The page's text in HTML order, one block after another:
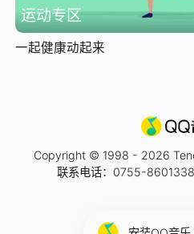
运动专区
一起健康动起来
Copyright © 1998 - 2026
联系电话：0755-